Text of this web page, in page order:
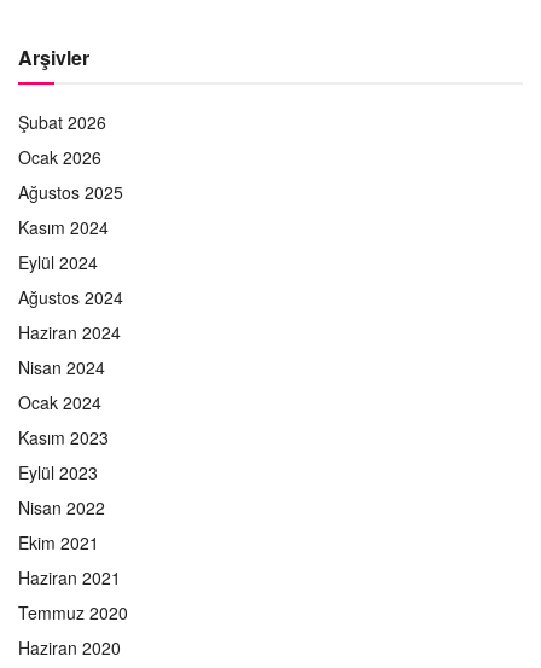
Arşivler
Şubat 2026
Ocak 2026
Ağustos 2025
Kasım 2024
Eylül 2024
Ağustos 2024
Haziran 2024
Nisan 2024
Ocak 2024
Kasım 2023
Eylül 2023
Nisan 2022
Ekim 2021
Haziran 2021
Temmuz 2020
Haziran 2020